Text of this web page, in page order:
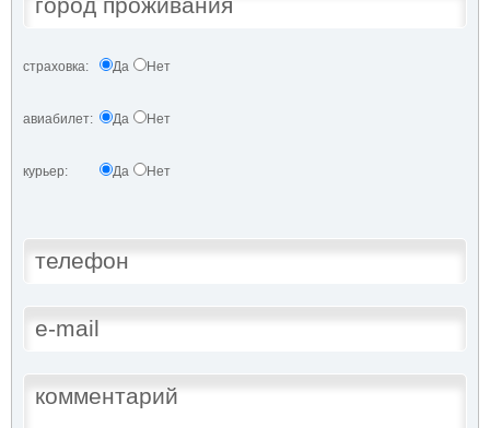
страховка: Да Нет
авиабилет: Да Нет
курьер: Да Нет